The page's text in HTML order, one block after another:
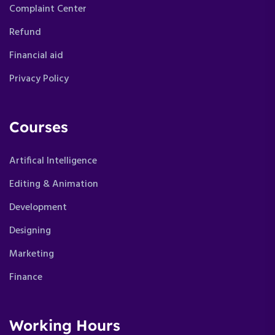
Complaint Center
Refund
Financial aid
Privacy Policy
Courses
Artifical Intelligence
Editing & Animation
Development
Designing
Marketing
Finance
Working Hours